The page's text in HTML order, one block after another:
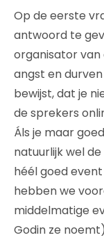
Op de eerste
antwoord te
organisator van
angst en
bewijst, dat je
de sprekers
Áls je maar
natuurlijk wel
héél goed
hebben we
middelmatige
Godin ze